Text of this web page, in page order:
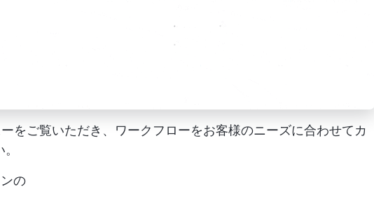
をご覧いただき、ワークフローをお客様のニーズに合わせてカ
の